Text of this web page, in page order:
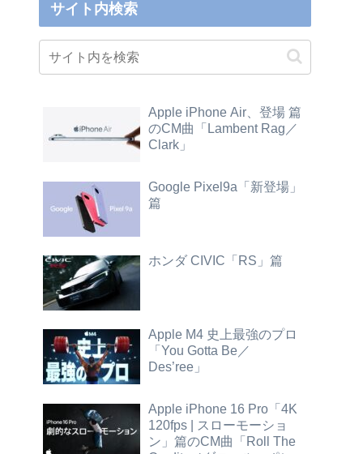
サイト内検索
Apple iPhone Air、登場 篇
のCM曲「Lambent Rag／
Clark」
Google Pixel9a「新登場」
篇
ホンダ CIVIC「RS」篇
Apple M4 史上最強のプロ
「You Gotta Be／
Des’ree」
Apple iPhone 16 Pro「4K
120fps | スローモーショ
ン」篇のCM曲「Roll The